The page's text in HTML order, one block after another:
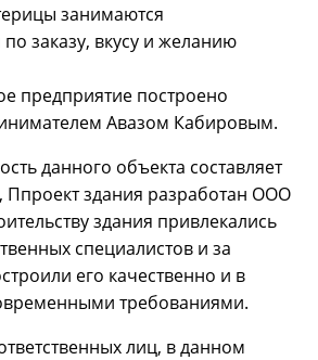
занимаются
заказу, вкусу и желанию
предприятие построено
Авазом Кабировым.
данного объекта составляет
Ппроект здания разработан ООО
здания привлекались
специалистов и за
его качественно и в
требованиями.
лиц, в данном